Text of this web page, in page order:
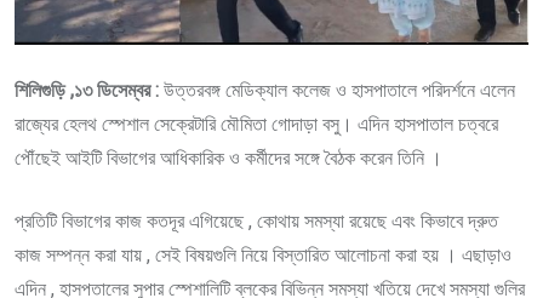
শিলিগুড়ি ,১৩ ডিসেম্বর : উত্তরবঙ্গ মেডিক্যাল কলেজ ও হাসপাতালে পরিদর্শনে এলেন
রাজ্যের হেলথ স্পেশাল সেক্রেটারি মৌমিতা গোদাড়া বসু। এদিন হাসপাতাল চত্বরে
পৌঁছেই আইটি বিভাগের আধিকারিক ও কর্মীদের সঙ্গে বৈঠক করেন তিনি ।
প্রতিটি বিভাগের কাজ কতদূর এগিয়েছে , কোথায় সমস্যা রয়েছে এবং কিভাবে দ্রুত
কাজ সম্পন্ন করা যায় , সেই বিষয়গুলি নিয়ে বিস্তারিত আলোচনা করা হয় । এছাড়াও
এদিন , হাসপতালের সুপার স্পেশালিটি ব্লকের বিভিন্ন সমস্যা খতিয়ে দেখে সমস্যা গুলির